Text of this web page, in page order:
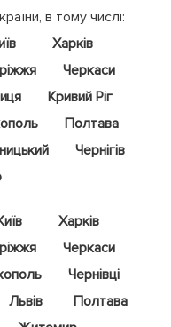
в тому числі:
Харків
Черкаси
Кривий Ріг
Полтава
Чернігів
Харків
Черкаси
Чернівці
Львів
Полтава